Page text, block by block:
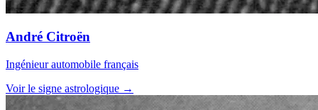
André Citroën
Ingénieur automobile français
Voir le signe astrologique →